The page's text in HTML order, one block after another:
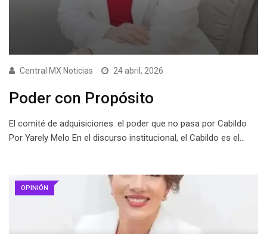
Central MX Noticias 24 abril, 2026
Poder con Propósito
El comité de adquisiciones: el poder que no pasa por Cabildo
Por Yarely Melo En el discurso institucional, el Cabildo es el…
OPINIÓN